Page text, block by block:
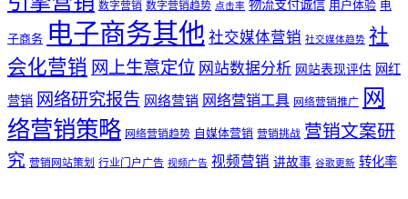
数字营销 数字营销趋势 点击率 物流支付诚信 用户体验 电
子商务 电子商务其他社交媒体营销 社交媒体趋势 社
会化营销 网上生意定位 网站数据分析 网站表现评估 网红
营销 网络研究报告 网络营销 网络营销工具 网络营销推广 网
络营销策略 网络营销趋势 自媒体营销 营销挑战 营销文案研
究 营销网站策划 行业门户广告 视频广告 视频营销 讲故事 谷歌更新 转化率